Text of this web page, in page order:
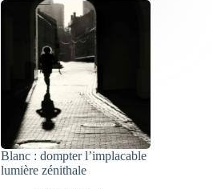
Blanc : dompter l’implacable
lumière zénithale